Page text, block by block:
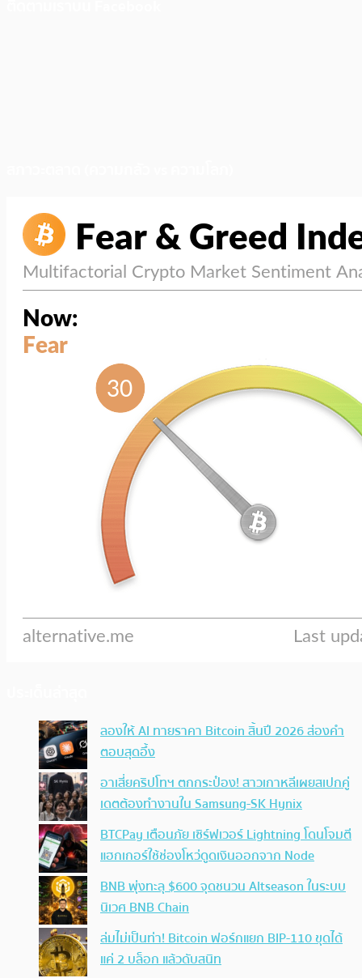
ลองให้ AI ทายราคา Bitcoin สิ้นปี 2026 ส่องคำ
ตอบสุดอึ้ง
อาเสี่ยคริปโทฯ ตกกระป๋อง! สาวเกาหลีเผยสเปกคู่
เดตต้องทำงานใน Samsung-SK Hynix
BTCPay เตือนภัย เซิร์ฟเวอร์ Lightning โดนโจมตี
แฮกเกอร์ใช้ช่องโหว่ดูดเงินออกจาก Node
BNB พุ่งทะลุ $600 จุดชนวน Altseason ในระบบ
นิเวศ BNB Chain
ล่มไม่เป็นท่า! Bitcoin ฟอร์กแยก BIP-110 ขุดได้
แค่ 2 บล็อก แล้วดับสนิท